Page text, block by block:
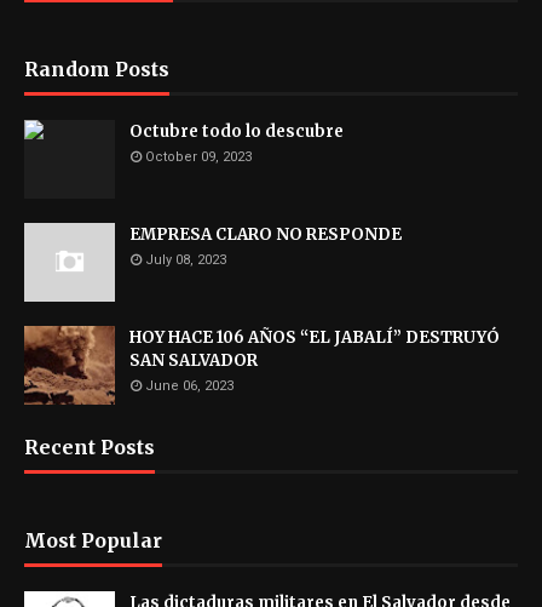
Random Posts
Octubre todo lo descubre
October 09, 2023
EMPRESA CLARO NO RESPONDE
July 08, 2023
HOY HACE 106 AÑOS “EL JABALÍ” DESTRUYÓ
SAN SALVADOR
June 06, 2023
Recent Posts
Most Popular
Las dictaduras militares en El Salvador desde